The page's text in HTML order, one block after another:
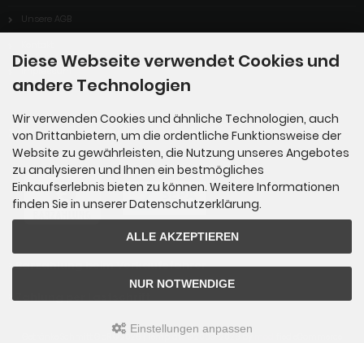
Unsere AGB
Impressum
Zahlungsmöglichkeiten
> Barzahlung beim Verkaufsfahrer
> Zahlung per Lastschrift
Getränke Schmitt GbR © 2026 | Template © 2009-2026 by
Diese Webseite verwendet Cookies und
andere Technologien
Wir verwenden Cookies und ähnliche Technologien, auch
von Drittanbietern, um die ordentliche Funktionsweise der
Website zu gewährleisten, die Nutzung unseres Angebotes
zu analysieren und Ihnen ein bestmögliches
Einkaufserlebnis bieten zu können. Weitere Informationen
finden Sie in unserer Datenschutzerklärung.
ALLE AKZEPTIEREN
NUR NOTWENDIGE
Einstellungen anpassen